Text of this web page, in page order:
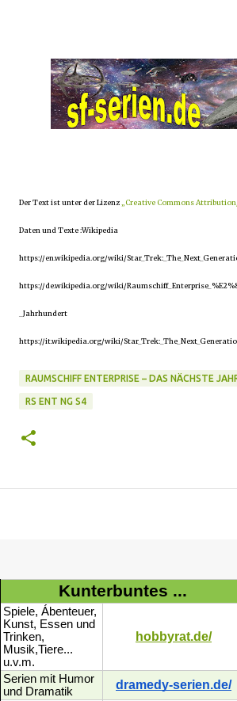
Der Text ist unter der Lizenz „Creative Commons
Daten und Texte :Wikipedia
https://en.wikipedia.org/wiki/
https://de.wikipedia.org/wiki/
_Jahrhundert
https://it.wikipedia.org/wiki/
RAUMSCHIFF ENTERPRISE – DAS NÄCHSTE
RS ENT NG S4
Kunterbuntes ...
Spiele, Ábenteuer,
Kunst, Essen und
Trinken,
Musik,Tiere...
u.v.m.
hobbyrat.de/
Serien mit Humor
und Dramatik
dramedy-serien.de/